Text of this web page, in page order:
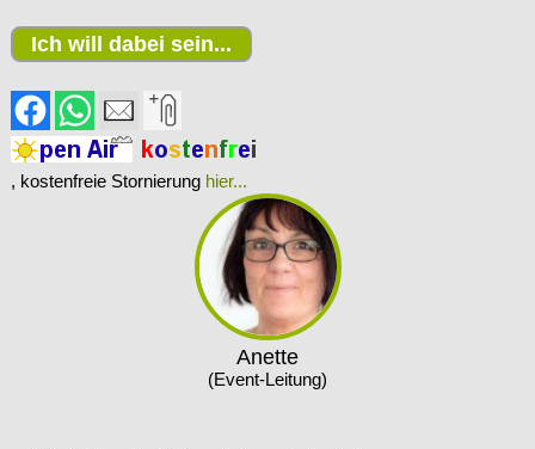
Anette
(Event-Leitung)
Ich will dabei sein...
, kostenfreie Stornierung hier...